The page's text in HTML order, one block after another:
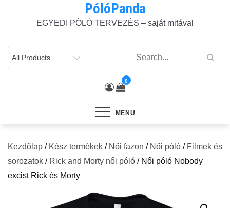
PólóPanda
EGYEDI PÓLÓ TERVEZÉS – saját mitával
0
MENU
Kezdőlap / Kész termékek / Női fazon / Női póló / Filmek és
sorozatok / Rick and Morty női póló / Női póló Nobody
excist Rick és Morty